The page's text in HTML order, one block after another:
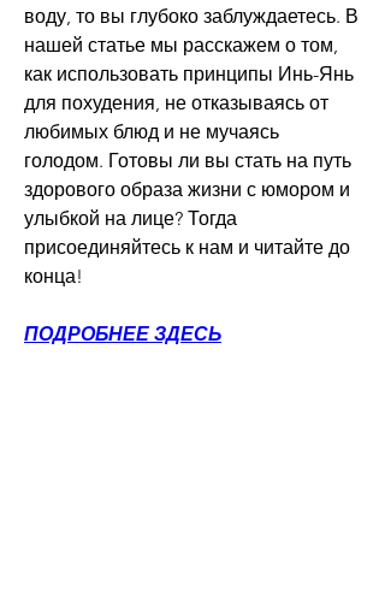
воду, то вы глубоко заблуждаетесь. В
нашей статье мы расскажем о том,
как использовать принципы Инь-Янь
для похудения, не отказываясь от
любимых блюд и не мучаясь
голодом. Готовы ли вы стать на путь
здорового образа жизни с юмором и
улыбкой на лице? Тогда
присоединяйтесь к нам и читайте до
конца!
ПОДРОБНЕЕ ЗДЕСЬ